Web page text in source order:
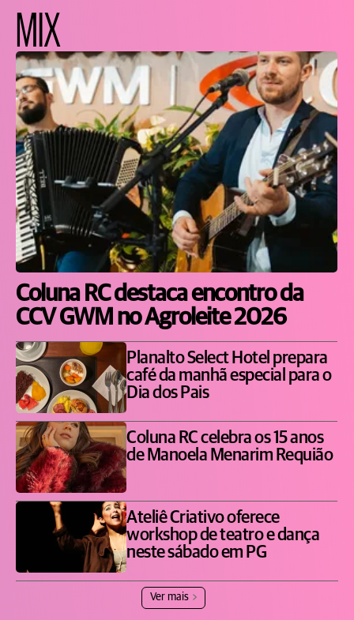
MIX
Coluna RC destaca encontro da
CCV GWM no Agroleite 2026
Planalto Select Hotel prepara
café da manhã especial para o
Dia dos Pais
Coluna RC celebra os 15 anos
de Manoela Menarim Requião
Ateliê Criativo oferece
workshop de teatro e dança
neste sábado em PG
Ver mais